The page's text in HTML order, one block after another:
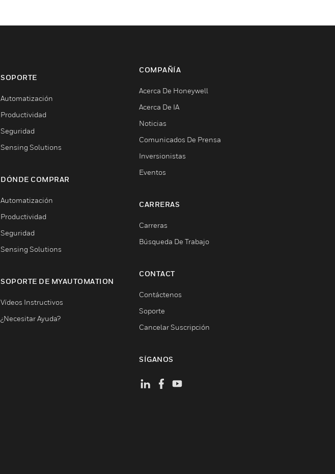
SOPORTE
Automatización
Productividad
Seguridad
Sensing Solutions
DÓNDE COMPRAR
Automatización
Productividad
Seguridad
Sensing Solutions
SOPORTE DE MYAUTOMATION
Vídeos Instructivos
¿Necesitar Ayuda?
COMPAÑÍA
Acerca De Honeywell
Acerca De IA
Noticias
Comunicados De Prensa
Inversionistas
Eventos
CARRERAS
Carreras
Búsqueda De Trabajo
CONTACT
Contáctenos
Soporte
Cancelar Suscripción
SÍGANOS